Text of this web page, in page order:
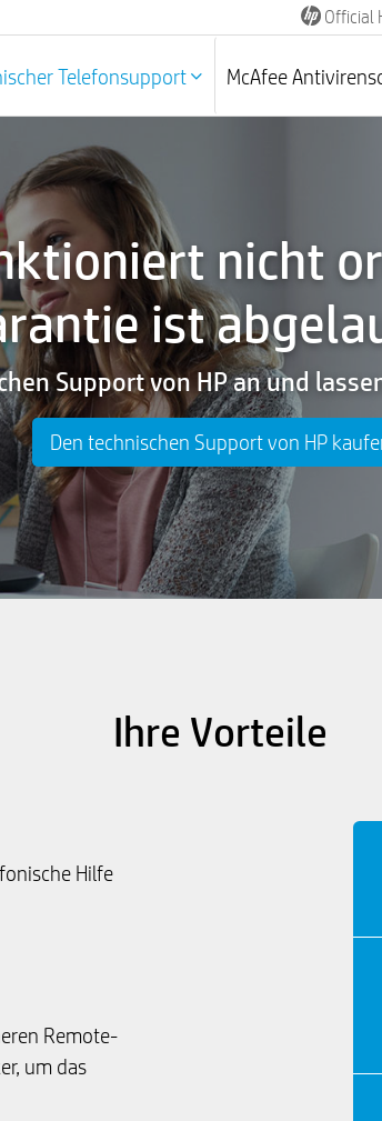
Official
Telefonsupport McAfee
nicht
ist
Support von HP an und
Den technischen Support von HP
Ihre Vorteile
Hilfe
Remote-
um das